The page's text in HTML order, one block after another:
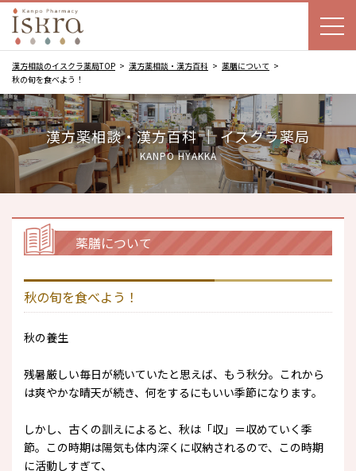
漢方相談のイスクラ薬局TOP 漢方薬相談・漢方百科
薬膳について
秋の旬を食べよう！
漢方薬相談・漢方百科 ｜ イスクラ薬局
KANPO HYAKKA
薬膳について
秋の旬を食べよう！
秋の養生
残暑厳しい毎日が続いていたと思えば、もう秋分。これから
は爽やかな晴天が続き、何をするにもいい季節になります。
しかし、古くの訓えによると、秋は「収」＝収めていく季
節。この時期は陽気も体内深くに収納されるので、この時期
に活動しすぎて、